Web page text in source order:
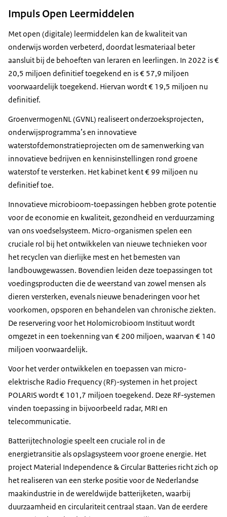
Impuls Open Leermiddelen
Met open (digitale) leermiddelen kan de kwaliteit van
onderwijs worden verbeterd, doordat lesmateriaal beter
aansluit bij de behoeften van leraren en leerlingen. In 2022 is €
20,5 miljoen definitief toegekend en is € 57,9 miljoen
voorwaardelijk toegekend. Hiervan wordt € 19,5 miljoen nu
definitief.
GroenvermogenNL (GVNL) realiseert onderzoeksprojecten,
onderwijsprogramma’s en innovatieve
waterstofdemonstratieprojecten om de samenwerking van
innovatieve bedrijven en kennisinstellingen rond groene
waterstof te versterken. Het kabinet kent € 99 miljoen nu
definitief toe.
Innovatieve microbioom-toepassingen hebben grote potentie
voor de economie en kwaliteit, gezondheid en verduurzaming
van ons voedselsysteem. Micro-organismen spelen een
cruciale rol bij het ontwikkelen van nieuwe technieken voor
het recyclen van dierlijke mest en het bemesten van
landbouwgewassen. Bovendien leiden deze toepassingen tot
voedingsproducten die de weerstand van zowel mensen als
dieren versterken, evenals nieuwe benaderingen voor het
voorkomen, opsporen en behandelen van chronische ziekten.
De reservering voor het Holomicrobioom Instituut wordt
omgezet in een toekenning van € 200 miljoen, waarvan € 140
miljoen voorwaardelijk.
Voor het verder ontwikkelen en toepassen van micro-
elektrische Radio Frequency(RF)-systemen in het project
POLARIS wordt € 101,7 miljoen toegekend. Deze RF-systemen
vinden toepassing in bijvoorbeeld radar, MRI en
telecommunicatie.
Batterijtechnologie speelt een cruciale rol in de
energietransitie als opslagsysteem voor groene energie. Het
project Material Independence & Circular Batteries richt zich op
het realiseren van een sterke positie voor de Nederlandse
maakindustrie in de wereldwijde batterijketen, waarbij
duurzaamheid en circulariteit centraal staan. Van de eerdere